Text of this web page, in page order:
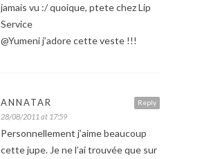
jamais vu :/ quoique, ptete chez Lip
Service
@Yumeni j’adore cette veste !!!
Reply
ANNATAR
28/08/2011 at 17:59
Personnellement j’aime beaucoup
cette jupe. Je ne l’ai trouvée que sur